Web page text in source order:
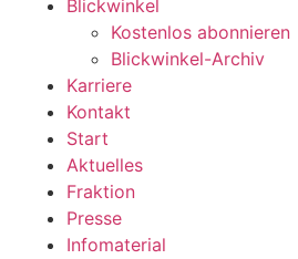
Blickwinkel
Kostenlos abonnieren
Blickwinkel-Archiv
Karriere
Kontakt
Start
Aktuelles
Fraktion
Presse
Infomaterial